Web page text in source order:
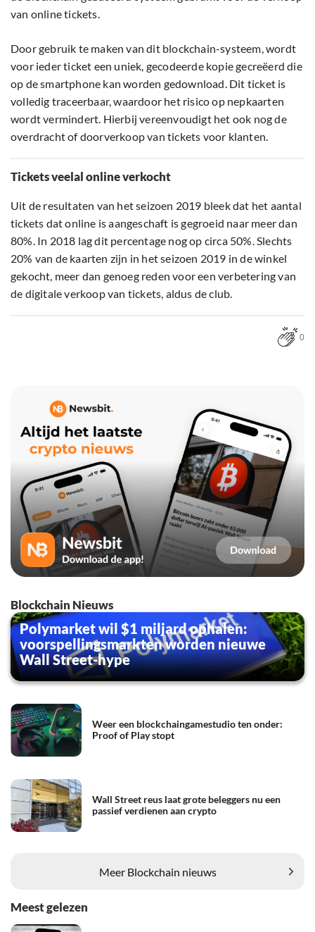
van online tickets.
Door gebruik te maken van dit blockchain-systeem, wordt
voor ieder ticket een uniek, gecodeerde kopie gecreëerd die
op de smartphone kan worden gedownload. Dit ticket is
volledig traceerbaar, waardoor het risico op nepkaarten
wordt vermindert. Hierbij vereenvoudigt het ook nog de
overdracht of doorverkoop van tickets voor klanten.
Tickets veelal online verkocht
Uit de resultaten van het seizoen 2019 bleek dat het aantal
tickets dat online is aangeschaft is gegroeid naar meer dan
80%. In 2018 lag dit percentage nog op circa 50%. Slechts
20% van de kaarten zijn in het seizoen 2019 in de winkel
gekocht, meer dan genoeg reden voor een verbetering van
de digitale verkoop van tickets, aldus de club.
0
Blockchain Nieuws
Polymarket wil $1 miljard ophalen:
voorspellingsmarkten worden nieuwe
Wall Street-hype
Weer een blockchaingamestudio ten onder:
Proof of Play stopt
Wall Street reus laat grote beleggers nu een
passief verdienen aan crypto
Meer Blockchain nieuws
Meest gelezen